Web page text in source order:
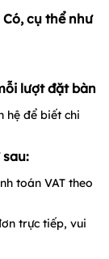
cụ thể như
lượt đặt bàn
hệ để biết chi
sau:
toán VAT theo
trực tiếp, vui